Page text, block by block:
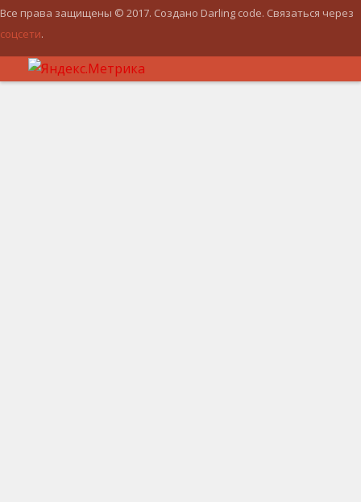
Все права защищены © 2017. Создано Darling code. Связаться через
соцсети.